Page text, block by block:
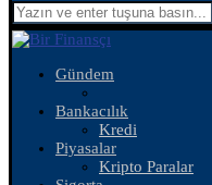
Gündem
Bankacılık
Kredi
Piyasalar
Kripto Paralar